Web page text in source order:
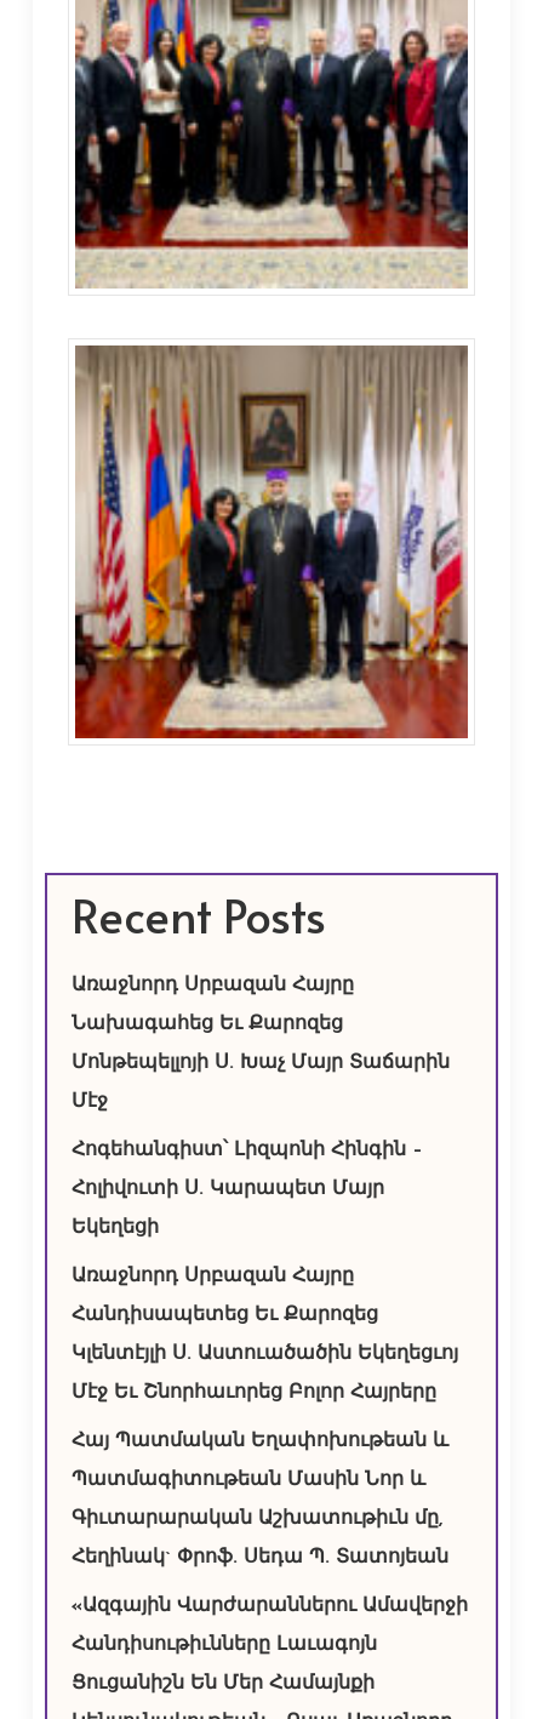
Recent Posts
Առաջնորդ Սրբազան Հայրը
Նախագահեց Եւ Քարոզեց
Մոնթեպելլոյի Ս. Խաչ Մայր Տաճարին
Մէջ
Հոգեհանգիստ՝ Լիզպոնի Հինգին –
Հոլիվուտի Ս. Կարապետ Մայր
Եկեղեցի
Առաջնորդ Սրբազան Հայրը
Հանդիսապետեց Եւ Քարոզեց
Կլենտէյլի Ս. Աստուածածին Եկեղեցւոյ
Մէջ Եւ Շնորհաւորեց Բոլոր Հայրերը
Հայ Պատմական Եղափոխութեան և
Պատմագիտութեան Մասին Նոր և
Գիւտարարական Աշխատութիւն մը,
Հեղինակ` Փրոֆ. Սեդա Պ. Տատոյեան
«Ազգային Վարժարաններու Ամավերջի
Հանդիսութիւնները Լաւագոյն
Ցուցանիշն Են Մեր Համայնքի